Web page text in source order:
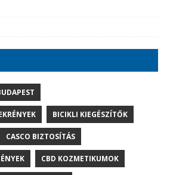
BICIKLI KIEGÉSZÍTŐK
CASCO BIZTOSÍTÁS
CBD KOZMETIKUMOK